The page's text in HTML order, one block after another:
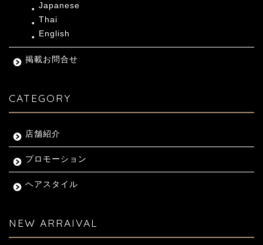
Japanese
Thai
English
掲載お問合せ
CATEGORY
店舗紹介
プロモーション
ヘアスタイル
NEW ARRAIVAL